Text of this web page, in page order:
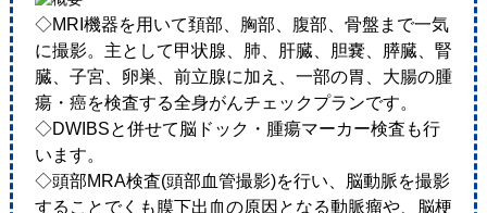
◇MRI機器を用いて頚部、胸部、腹部、骨盤まで一気
に撮影。主として甲状腺、肺、肝臓、胆嚢、膵臓、腎
臓、子宮、卵巣、前立腺に加え、一部の胃、大腸の腫
瘍・癌を検査する全身がんチェックプランです。
◇DWIBSと併せて脳ドック・腫瘍マーカー検査も行
います。
◇頭部MRA検査(頭部血管撮影)を行い、脳動脈を撮影
することでくも膜下出血の原因となる動脈瘤や、脳梗